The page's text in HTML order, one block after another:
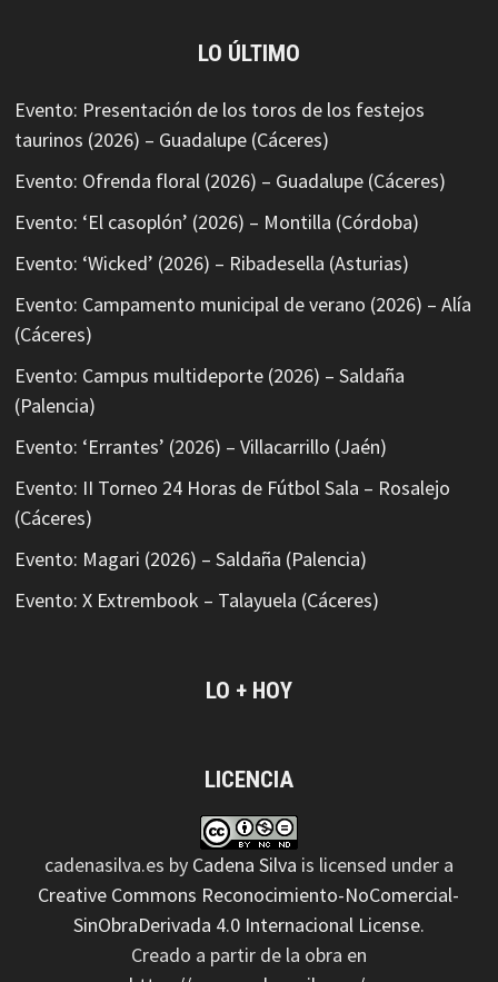
LO ÚLTIMO
Evento: Presentación de los toros de los festejos
taurinos (2026) – Guadalupe (Cáceres)
Evento: Ofrenda floral (2026) – Guadalupe (Cáceres)
Evento: ‘El casoplón’ (2026) – Montilla (Córdoba)
Evento: ‘Wicked’ (2026) – Ribadesella (Asturias)
Evento: Campamento municipal de verano (2026) – Alía
(Cáceres)
Evento: Campus multideporte (2026) – Saldaña
(Palencia)
Evento: ‘Errantes’ (2026) – Villacarrillo (Jaén)
Evento: II Torneo 24 Horas de Fútbol Sala – Rosalejo
(Cáceres)
Evento: Magari (2026) – Saldaña (Palencia)
Evento: X Extrembook – Talayuela (Cáceres)
LO + HOY
LICENCIA
cadenasilva.es by Cadena Silva is licensed under a
Creative Commons Reconocimiento-NoComercial-
SinObraDerivada 4.0 Internacional License.
Creado a partir de la obra en